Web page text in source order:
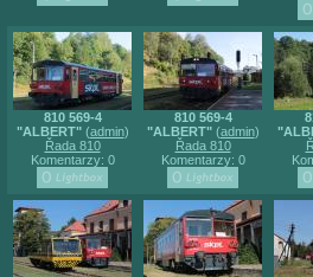
810 569-4
"ALBERT"(admin)
Řada 810
Komentarzy: 0
810 569-4
"ALBERT"(admin)
Řada 810
Komentarzy: 0